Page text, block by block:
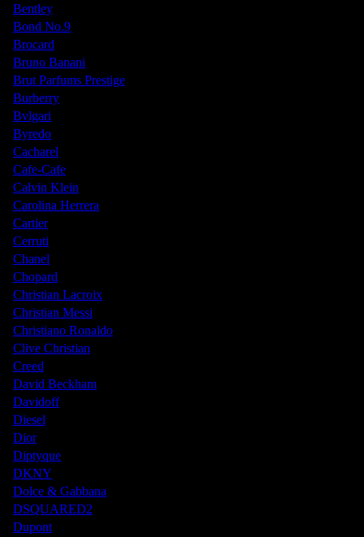
Bentley
Bond No.9
Brocard
Bruno Banani
Brut Parfums Prestige
Burberry
Bvlgari
Byredo
Cacharel
Cafe-Cafe
Calvin Klein
Carolina Herrera
Cartier
Cerruti
Chanel
Chopard
Christian Lacroix
Christian Messi
Christiano Ronaldo
Clive Christian
Creed
David Beckham
Davidoff
Diesel
Dior
Diptyque
DKNY
Dolce & Gabbana
DSQUARED2
Dupont